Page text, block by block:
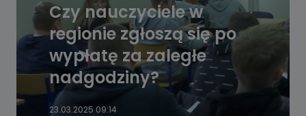
Czy nauczyciele w
regionie zgłoszą się po
wypłatę za zaległe
nadgodziny?
23.03.2025 09:14